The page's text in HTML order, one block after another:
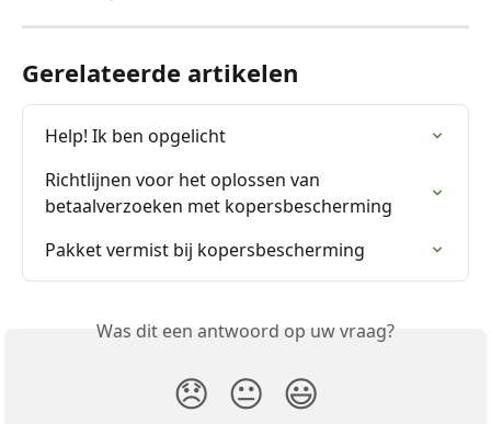
Gerelateerde artikelen
Help! Ik ben opgelicht
Richtlijnen voor het oplossen van
betaalverzoeken met kopersbescherming
Pakket vermist bij kopersbescherming
Was dit een antwoord op uw vraag?
😞 😐 😃